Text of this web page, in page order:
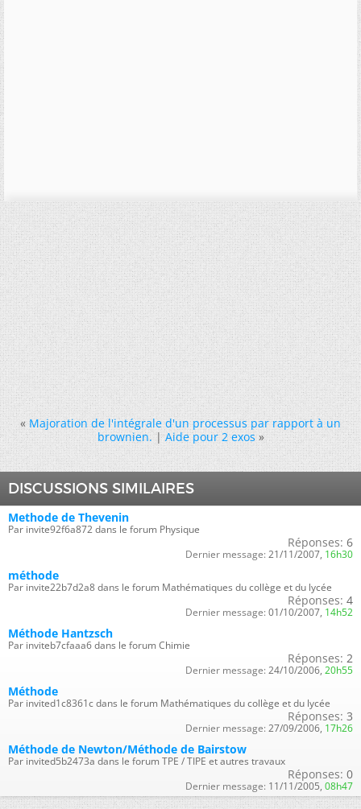
« Majoration de l'intégrale d'un processus par rapport à un
brownien.|Aide pour 2 exos »
DISCUSSIONS SIMILAIRES
Methode de Thevenin
Par invite92f6a872 dans le forum Physique
Réponses: 6
Dernier message: 21/11/2007, 16h30
méthode
Par invite22b7d2a8 dans le forum Mathématiques du collège et du lycée
Réponses: 4
Dernier message: 01/10/2007, 14h52
Méthode Hantzsch
Par inviteb7cfaaa6 dans le forum Chimie
Réponses: 2
Dernier message: 24/10/2006, 20h55
Méthode
Par invited1c8361c dans le forum Mathématiques du collège et du lycée
Réponses: 3
Dernier message: 27/09/2006, 17h26
Méthode de Newton/Méthode de Bairstow
Par invited5b2473a dans le forum TPE / TIPE et autres travaux
Réponses: 0
Dernier message: 11/11/2005, 08h47